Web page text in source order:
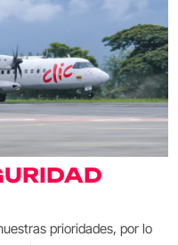
prioridades, por lo